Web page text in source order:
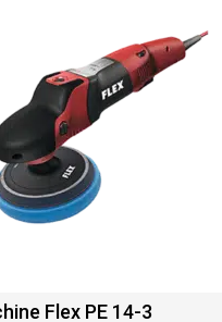
Flex PE 14-3